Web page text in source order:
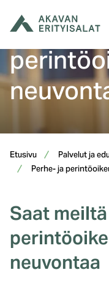
sisältöön
Perhe- ja
Etusivu Palvelut ja
Perhe- ja
Saat
neuvontaa